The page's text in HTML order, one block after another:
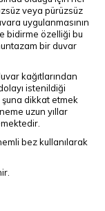
veya pürüzsüz
uygulanmasının
bidirme özelliği bu
bir duvar
kağıtlarından
istenildiği
dikkat etmek
uzun yıllar
bez kullanılarak